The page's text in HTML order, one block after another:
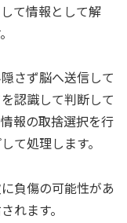
て情報として解
さず脳へ送信して
認識して判断して
報の取捨選択を行
て処理します。
負傷の可能性があ
れます。